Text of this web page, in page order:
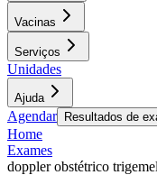
Vacinas
Serviços
Unidades
Ajuda
Agendar Resultados de
Home
Exames
doppler obstétrico